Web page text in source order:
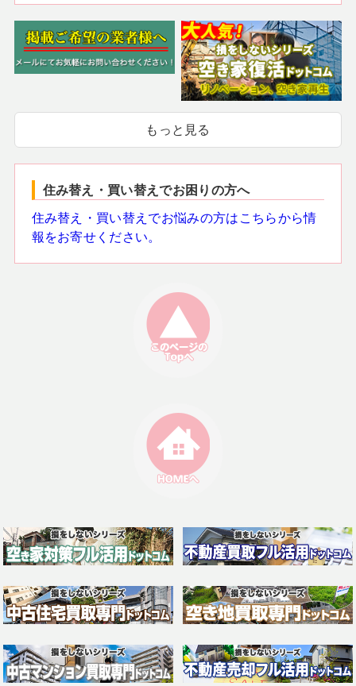
もっと見る
住み替え・買い替えでお困りの方へ
住み替え・買い替えでお悩みの方はこちらから情
報をお寄せください。